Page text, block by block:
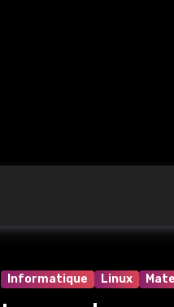
Informatique Linux